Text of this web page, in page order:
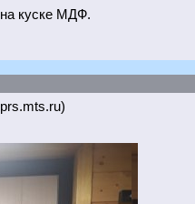
куске МДФ.